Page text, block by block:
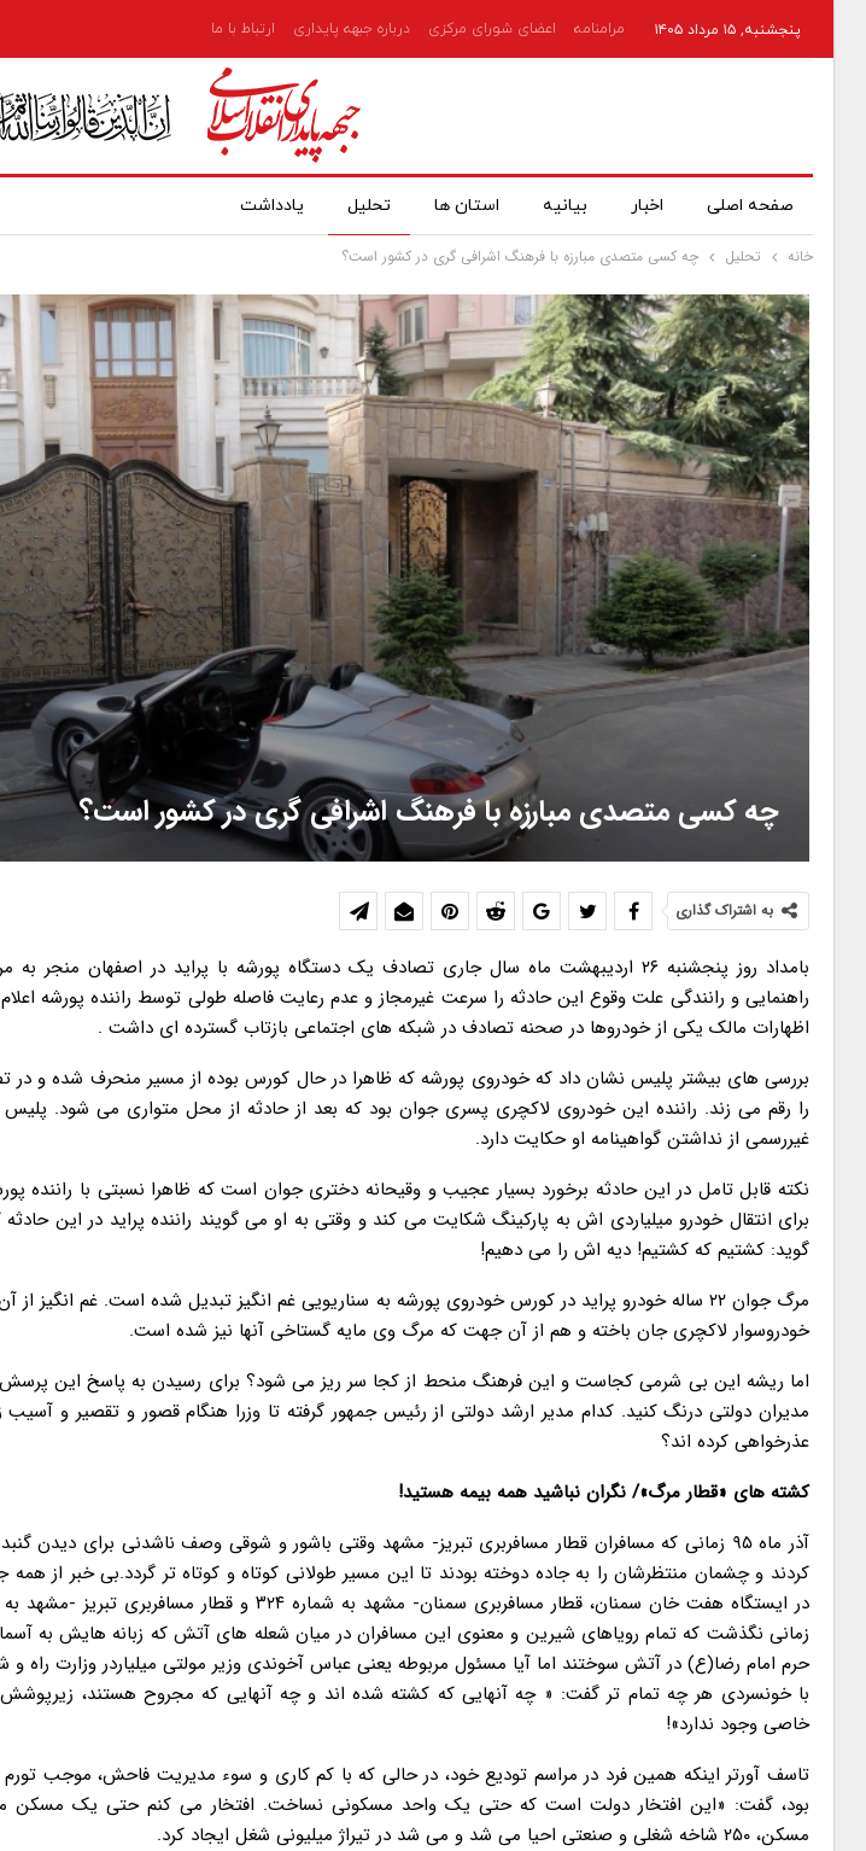
پنجشنبه, ۱۵ مرداد ۱۴۰۵ مرامنامه اعضای شورای مرکزی درباره جبهه پایداری ارتباط با ما
صفحه اصلی اخبار بیانیه استان ها تحلیل یادداشت
خانه تحلیل چه کسی متصدی مبارزه با فرهنگ اشرافی گری در کشور است؟
چه کسی متصدی مبارزه با فرهنگ اشرافی گری در کشور است؟
به اشتراک گذاری
بامداد روز پنجشنبه ۲۶ اردیبهشت ماه سال جاری تصادف یک دستگاه پورشه با پراید در اصفهان
راهنمایی و رانندگی علت وقوع این حادثه را سرعت غیرمجاز و عدم رعایت فاصله طولی توسط راننده پورشه
اظهارات مالک یکی از خودروها در صحنه تصادف در شبکه های اجتماعی بازتاب گسترده ای داشت .
بررسی های بیشتر پلیس نشان داد که خودروی پورشه که ظاهرا در حال کورس بوده از مسیر منحرف شده و در
را رقم می زند. راننده این خودروی لاکچری پسری جوان بود که بعد از حادثه از محل متواری می شود. پلیس
غیررسمی از نداشتن گواهینامه او حکایت دارد.
نکته قابل تامل در این حادثه برخورد بسیار عجیب و وقیحانه دختری جوان است که ظاهرا نسبتی با راننده
برای انتقال خودرو میلیاردی اش به پارکینگ شکایت می کند و وقتی به او می گویند راننده پراید در این
گوید: کشتیم که کشتیم! دیه اش را می دهیم!
مرگ جوان ۲۲ ساله خودرو پراید در کورس خودروی پورشه به سناریویی غم انگیز تبدیل شده است. غم
خودروسوار لاکچری جان باخته و هم از آن جهت که مرگ وی مایه گستاخی آنها نیز شده است.
اما ریشه این بی شرمی کجاست و این فرهنگ منحط از کجا سر ریز می شود؟ برای رسیدن به پاسخ این پرسش
مدیران دولتی درنگ کنید. کدام مدیر ارشد دولتی از رئیس جمهور گرفته تا وزرا هنگام قصور و تقصیر و
عذرخواهی کرده اند؟
کشته های «قطار مرگ»/ نگران نباشید همه بیمه هستید!
آذر ماه ۹۵ زمانی که مسافران قطار مسافربری تبریز- مشهد وقتی باشور و شوقی وصف ناشدنی برای
کردند و چشمان منتظرشان را به جاده دوخته بودند تا این مسیر طولانی کوتاه و کوتاه تر گردد.بی خبر از همه
حرم امام رضا(ع) در آتش سوختند اما آیا مسئول مربوطه یعنی عباس آخوندی وزیر مولتی میلیاردر وزارت راه
با خونسردی هر چه تمام تر گفت: « چه آنهایی که کشته شده اند و چه آنهایی که مجروح هستند، زیرپوشش
خاصی وجود ندارد»!
تاسف آورتر اینکه همین فرد در مراسم تودیع خود، در حالی که با کم کاری و سوء مدیریت فاحش، موجب
بود، گفت: «این افتخار دولت است که حتی یک واحد مسکونی نساخت. افتخار می کنم حتی یک مسکن
مسکن، ۲۵۰ شاخه شغلی و صنعتی احیا می شد و می شد در تیراژ میلیونی شغل ایجاد کرد.